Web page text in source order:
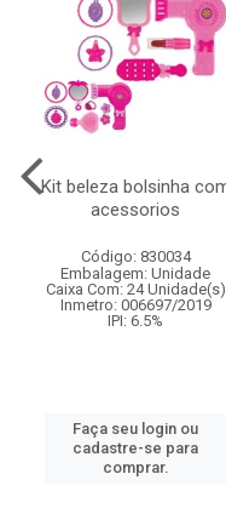
Kit beleza bolsinha
acessorios
Código: 830034
Embalagem: Unidade
Caixa Com: 24 Unidade(s)
Inmetro: 006697/2019
IPI: 6.5%
Faça seu login ou
cadastre-se para
comprar.